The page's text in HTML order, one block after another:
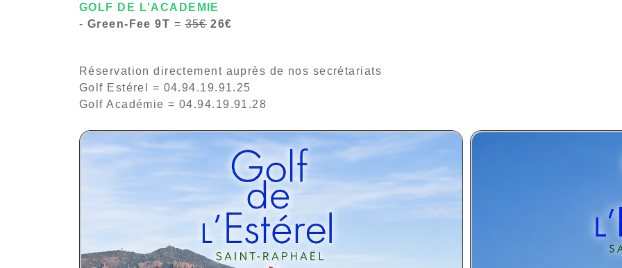
GOLF DE L'ACADEMIE
- Green-Fee 9T =35€ 26€
Réservation directement auprès de nos secrétariats
Golf Estérel = 04.94.19.91.25
Golf Académie = 04.94.19.91.28